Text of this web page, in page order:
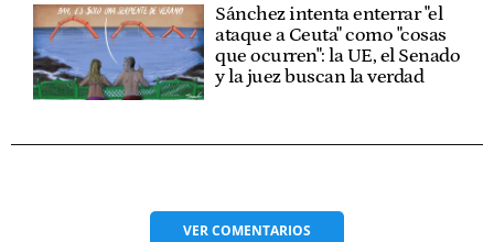
Sánchez intenta enterrar "el
ataque a Ceuta" como "cosas
que ocurren": la UE, el Senado
y la juez buscan la verdad
VERCOMENTARIOS